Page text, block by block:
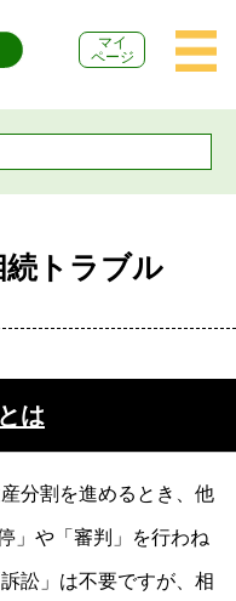
マイ
ページ
トラブル
は
分割を進めるとき、他
」や「審判」を行わね
訟」は不要ですが、相